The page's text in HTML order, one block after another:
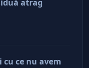
atrag
ce nu avem